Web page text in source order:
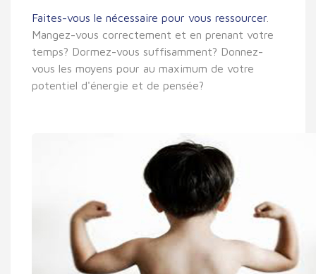
Faites-vous le nécessaire pour vous ressourcer
Mangez-vous correctement et en prenant votre
temps? Dormez-vous suffisamment? Donnez-
vous les moyens pour au maximum de votre
potentiel d'énergie et de pensée?